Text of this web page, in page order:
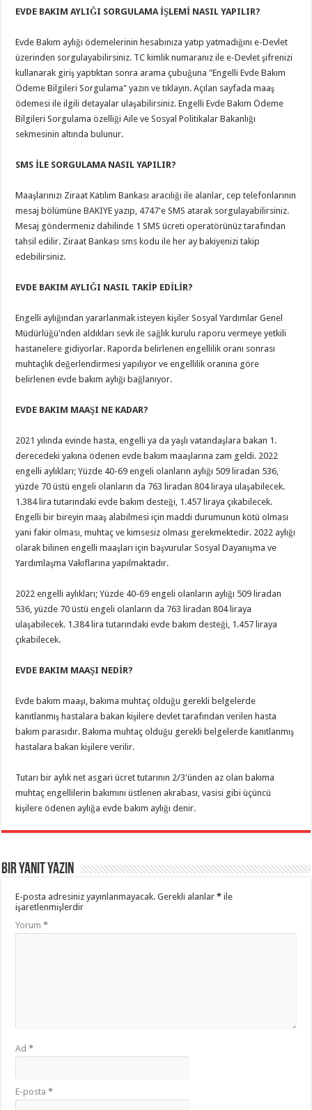
EVDE BAKIM AYLIĞI SORGULAMA İŞLEMİ NASIL YAPILIR?
Evde Bakım aylığı ödemelerinin hesabınıza yatıp yatmadığını e-Devlet
üzerinden sorgulayabilirsiniz. TC kimlik numaranız ile e-Devlet şifrenizi
kullanarak giriş yaptıktan sonra arama çubuğuna "Engelli Evde Bakım
Ödeme Bilgileri Sorgulama" yazın ve tıklayın. Açılan sayfada maaş
ödemesi ile ilgili detayalar ulaşabilirsiniz. Engelli Evde Bakım Ödeme
Bilgileri Sorgulama özelliği Aile ve Sosyal Politikalar Bakanlığı
sekmesinin altında bulunur.
SMS İLE SORGULAMA NASIL YAPILIR?
Maaşlarınızı Ziraat Katılım Bankası aracılığı ile alanlar, cep telefonlarının
mesaj bölümüne BAKIYE yazıp, 4747'e SMS atarak sorgulayabilirsiniz.
Mesaj göndermeniz dahilinde 1 SMS ücreti operatörünüz tarafından
tahsil edilir. Ziraat Bankası sms kodu ile her ay bakiyenizi takip
edebilirsiniz.
EVDE BAKIM AYLIĞI NASIL TAKİP EDİLİR?
Engelli aylığından yararlanmak isteyen kişiler Sosyal Yardımlar Genel
Müdürlüğü'nden aldıkları sevk ile sağlık kurulu raporu vermeye yetkili
hastanelere gidiyorlar. Raporda belirlenen engellilik oranı sonrası
muhtaçlık değerlendirmesi yapılıyor ve engellilik oranına göre
belirlenen evde bakım aylığı bağlanıyor.
EVDE BAKIM MAAŞI NE KADAR?
2021 yılında evinde hasta, engelli ya da yaşlı vatandaşlara bakan 1.
derecedeki yakına ödenen evde bakım maaşlarına zam geldi. 2022
engelli aylıkları; Yüzde 40-69 engeli olanların aylığı 509 liradan 536,
yüzde 70 üstü engeli olanların da 763 liradan 804 liraya ulaşabilecek.
1.384 lira tutarındaki evde bakım desteği, 1.457 liraya çıkabilecek.
Engelli bir bireyin maaş alabilmesi için maddi durumunun kötü olması
yani fakir olması, muhtaç ve kimsesiz olması gerekmektedir. 2022 aylığı
olarak bilinen engelli maaşları için başvurular Sosyal Dayanışma ve
Yardımlaşma Vakıflarına yapılmaktadır.
2022 engelli aylıkları; Yüzde 40-69 engeli olanların aylığı 509 liradan
536, yüzde 70 üstü engeli olanların da 763 liradan 804 liraya
ulaşabilecek. 1.384 lira tutarındaki evde bakım desteği, 1.457 liraya
çıkabilecek.
EVDE BAKIM MAAŞI NEDİR?
Evde bakım maaşı, bakıma muhtaç olduğu gerekli belgelerde
kanıtlanmış hastalara bakan kişilere devlet tarafından verilen hasta
bakım parasıdır. Bakıma muhtaç olduğu gerekli belgelerde kanıtlanmış
hastalara bakan kişilere verilir.
Tutarı bir aylık net asgari ücret tutarının 2/3'ünden az olan bakıma
muhtaç engellilerin bakımını üstlenen akrabası, vasisi gibi üçüncü
kişilere ödenen aylığa evde bakım aylığı denir.
Bir yanıt yazın
E-posta adresiniz yayınlanmayacak. Gerekli alanlar* ile
işaretlenmişlerdir
Yorum*
Ad*
E-posta*